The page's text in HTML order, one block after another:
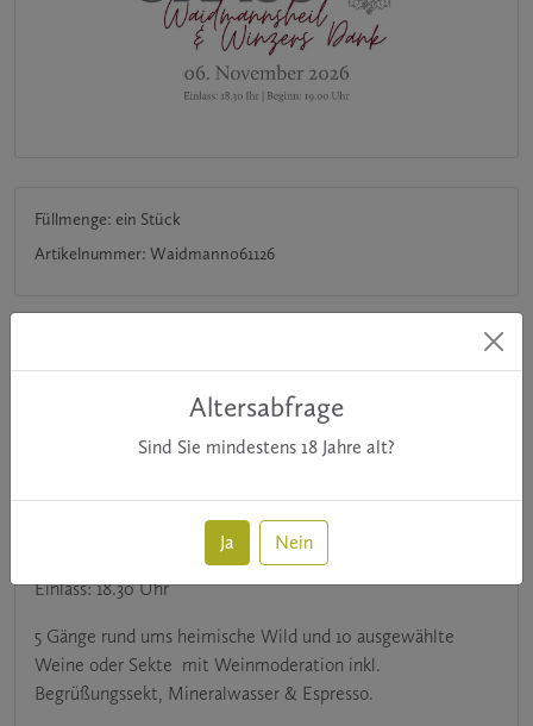
Altersabfrage
Sind Sie mindestens 18 Jahre alt?
Ja Nein
Füllmenge: ein Stück
Artikelnummer: Waidmann061126
MEHR ZU WAIDMANNSHEIL & WINZERS DANK
Einlass: 18.30 Uhr
5 Gänge rund ums heimische Wild und 10 ausgewählte
Weine oder Sekte mit Weinmoderation inkl.
Begrüßungssekt, Mineralwasser & Espresso.